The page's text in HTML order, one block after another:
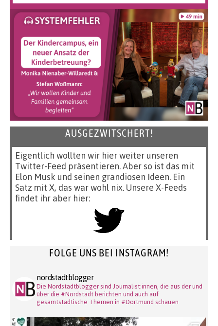
AUSGEZWITSCHERT!
Eigentlich wollten wir hier weiter unseren
Twitter-Feed präsentieren. Aber so ist das mit
Elon Musk und seinen grandiosen Ideen. Ein
Satz mit X, das war wohl nix. Unsere X-Feeds
findet ihr aber hier:
FOLGE UNS BEI INSTAGRAM!
nordstadtblogger
Die Nordstadtblogger sind Journalist:innen, die aus der und
über die #Nordstadt berichten und auch auf
gesamtstädtische Themen in #Dortmund schauen